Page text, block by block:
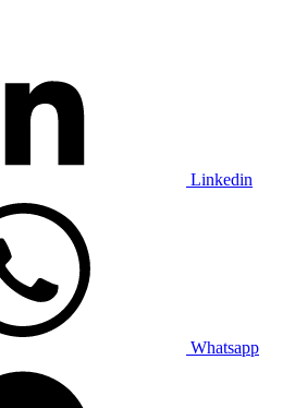
Linkedin
Whatsapp